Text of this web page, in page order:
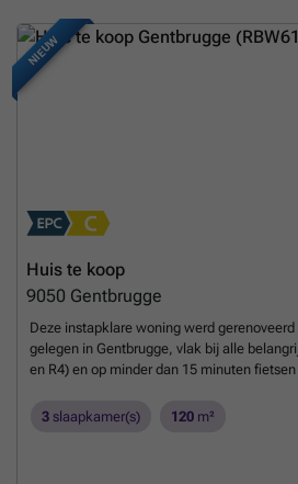
NIEUW
Huis te koop
9050 Gentbrugge
Deze instapklare woning werd
gelegen in Gentbrugge, vlak bij alle
en R4) en op minder dan 15 minuten
woonkamer en open keuken. Op de
een nachthal, afzonderlijk toilet,
tweede verdieping telt nog twee extra
de woning over een gezellige stadstuin,
3 slaapkamer(s) 120 m²